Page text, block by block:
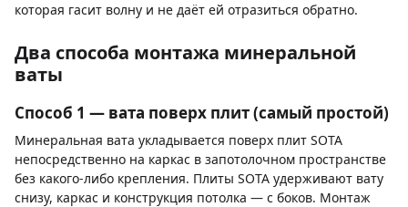
которая гасит волну и не даёт ей отразиться обратно.
Два способа монтажа минеральной
ваты
Способ 1 — вата поверх плит (самый простой)
Минеральная вата укладывается поверх плит SOTA
непосредственно на каркас в запотолочном пространстве
без какого-либо крепления. Плиты SOTA удерживают вату
снизу, каркас и конструкция потолка — с боков. Монтаж